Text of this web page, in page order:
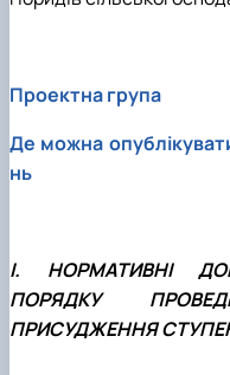
Проектна група
Де можна
нь
I. НОРМАТИВНІ
ПОРЯДКУ
ПРИСУДЖЕННЯ